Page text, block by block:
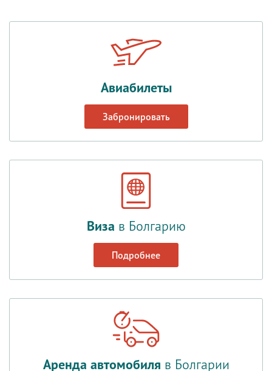
Авиабилеты
Забронировать
Виза в Болгарию
Подробнее
Аренда автомобиля в Болгарии